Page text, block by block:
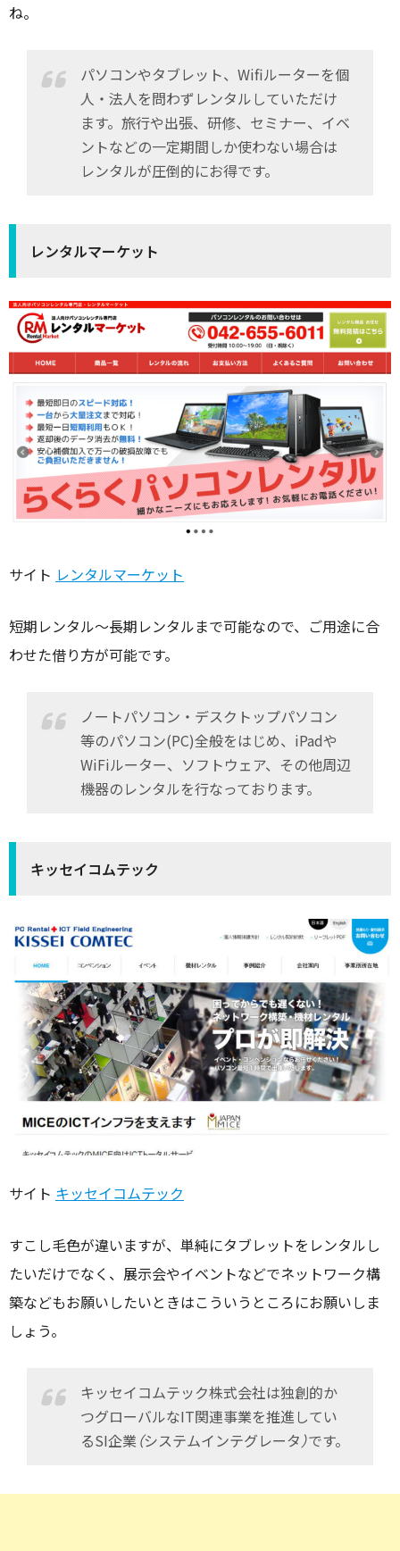
ね。
パソコンやタブレット、Wifiルーターを個
人・法人を問わずレンタルしていただけ
ます。旅行や出張、研修、セミナー、イベ
ントなどの一定期間しか使わない場合は
レンタルが圧倒的にお得です。
レンタルマーケット
サイト レンタルマーケット
短期レンタル～長期レンタルまで可能なので、ご用途に合
わせた借り方が可能です。
ノートパソコン・デスクトップパソコン
等のパソコン(PC)全般をはじめ、iPadや
WiFiルーター、ソフトウェア、その他周辺
機器のレンタルを行なっております。
キッセイコムテック
サイト キッセイコムテック
すこし毛色が違いますが、単純にタブレットをレンタルし
たいだけでなく、展示会やイベントなどでネットワーク構
築などもお願いしたいときはこういうところにお願いしま
しょう。
キッセイコムテック株式会社は独創的か
つグローバルなIT関連事業を推進してい
るSI企業（システムインテグレータ）です。